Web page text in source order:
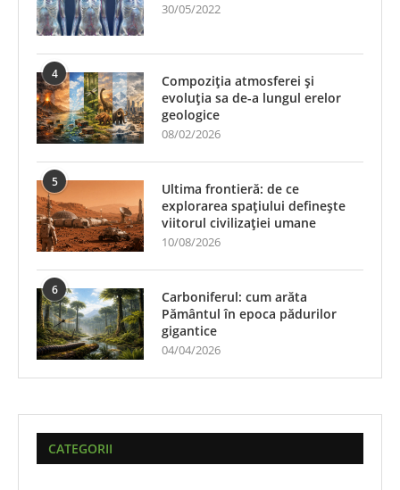
30/05/2022
4
Compoziția atmosferei și
evoluția sa de-a lungul erelor
geologice
08/02/2026
5
Ultima frontieră: de ce
explorarea spațiului definește
viitorul civilizației umane
10/08/2026
6
Carboniferul: cum arăta
Pământul în epoca pădurilor
gigantice
04/04/2026
CATEGORII